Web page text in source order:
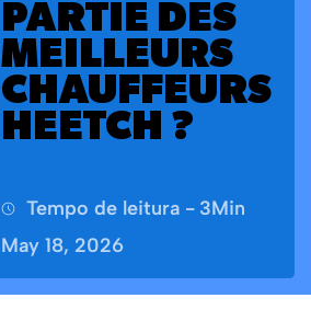
PARTIE DES
MEILLEURS
CHAUFFEURS
HEETCH ?
Tempo de leitura - 3Min
May 18, 2026